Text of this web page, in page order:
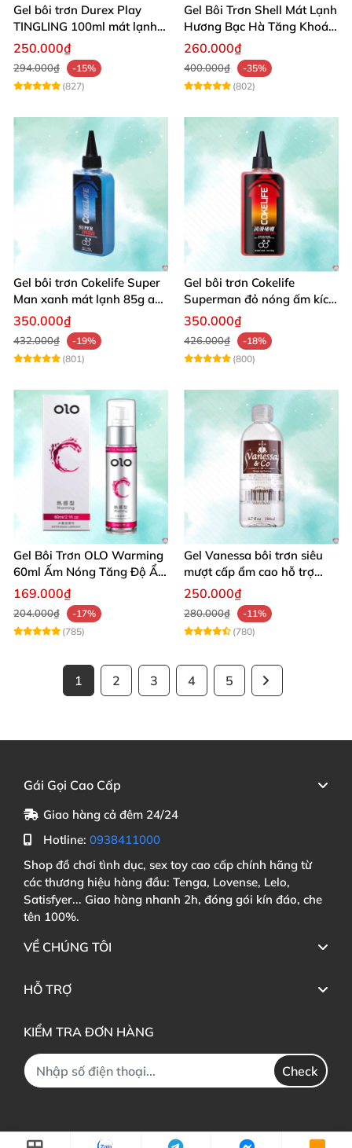
Gel bôi trơn Durex Play
TINGLING 100ml mát lạnh,
kích thích cực đỉnh
250.000₫
294.000₫
-15%
(827)
Gel Bôi Trơn Shell Mát Lạnh
Hương Bạc Hà Tăng Khoái
Cảm 100ml
260.000₫
400.000₫
-35%
(802)
Gel bôi trơn Cokelife Super
Man xanh mát lạnh 85g an
toàn êm dịu
350.000₫
432.000₫
-19%
(801)
Gel bôi trơn Cokelife
Superman đỏ nóng ấm kích
thích hưng phấn
350.000₫
426.000₫
-18%
(800)
Gel Bôi Trơn OLO Warming
60ml Ấm Nóng Tăng Độ Ẩm
An Toàn
169.000₫
204.000₫
-17%
(785)
Gel Vanessa bôi trơn siêu
mượt cấp ẩm cao hỗ trợ
quan hệ ngọt ngào
250.000₫
280.000₫
-11%
(780)
1 2 3 4 5
Gái Gọi Cao Cấp
Giao hàng cả đêm 24/24
Hotline: 0938411000
Shop đồ chơi tình dục, sex toy cao cấp chính hãng từ
các thương hiệu hàng đầu: Tenga, Lovense, Lelo,
Satisfyer... Giao hàng nhanh 2h, đóng gói kín đáo, che
tên 100%.
VỀ CHÚNG TÔI
HỖ TRỢ
KIỂM TRA ĐƠN HÀNG
Check